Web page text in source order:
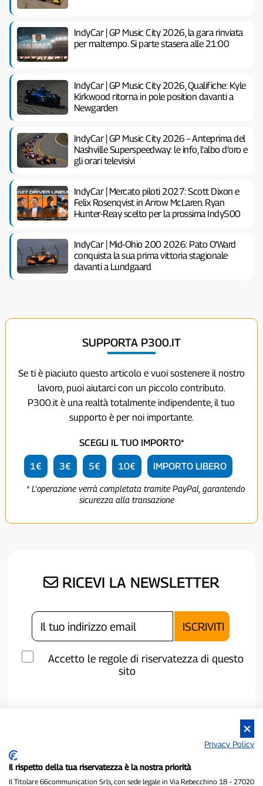
IndyCar | GP Music City 2026, la gara rinviata
per maltempo. Si parte stasera alle 21:00
IndyCar | GP Music City 2026, Qualifiche: Kyle
Kirkwood ritorna in pole position davanti a
Newgarden
IndyCar | GP Music City 2026 – Anteprima del
Nashville Superspeedway: le info, l’albo d’oro e
gli orari televisivi
IndyCar | Mercato piloti 2027: Scott Dixon e
Felix Rosenqvist in Arrow McLaren. Ryan
Hunter-Reay scelto per la prossima Indy500
IndyCar | Mid-Ohio 200 2026: Pato O’Ward
conquista la sua prima vittoria stagionale
davanti a Lundgaard
SUPPORTA P300.IT
Se ti è piaciuto questo articolo e vuoi sostenere il nostro
lavoro, puoi aiutarci con un piccolo contributo.
P300.it è una realtà totalmente indipendente, il tuo
supporto è per noi importante.
SCEGLI IL TUO IMPORTO*
1€ 3€ 5€ 10€ IMPORTO LIBERO
* L'operazione verrà completata tramite PayPal, garantendo
sicurezza alla transazione
RICEVI LA NEWSLETTER
Accetto le regole di riservatezza di questo
sito
Privacy Policy
Il rispetto della tua riservatezza è la nostra priorità
Il Titolare 66communication Srls, con sede legale in Via Rebecchino 18 – 27020